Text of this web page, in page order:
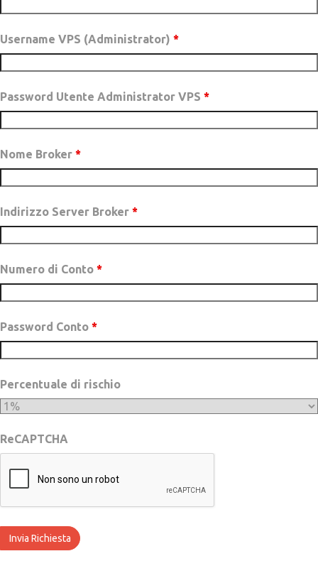
Username VPS (Administrator) *
Password Utente Administrator VPS *
Nome Broker *
Indirizzo Server Broker *
Numero di Conto *
Password Conto *
Percentuale di rischio
ReCAPTCHA